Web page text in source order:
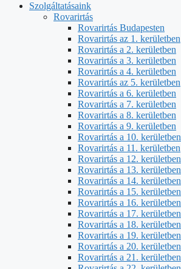
Szolgáltatásaink
Rovarirtás
Rovarirtás Budapesten
Rovarirtás az 1. kerületben
Rovarirtás a 2. kerületben
Rovarirtás a 3. kerületben
Rovarirtás a 4. kerületben
Rovarirtás az 5. kerületben
Rovarirtás a 6. kerületben
Rovarirtás a 7. kerületben
Rovarirtás a 8. kerületben
Rovarirtás a 9. kerületben
Rovarirtás a 10. kerületben
Rovarirtás a 11. kerületben
Rovarirtás a 12. kerületben
Rovarirtás a 13. kerületben
Rovarirtás a 14. kerületben
Rovarirtás a 15. kerületben
Rovarirtás a 16. kerületben
Rovarirtás a 17. kerületben
Rovarirtás a 18. kerületben
Rovarirtás a 19. kerületben
Rovarirtás a 20. kerületben
Rovarirtás a 21. kerületben